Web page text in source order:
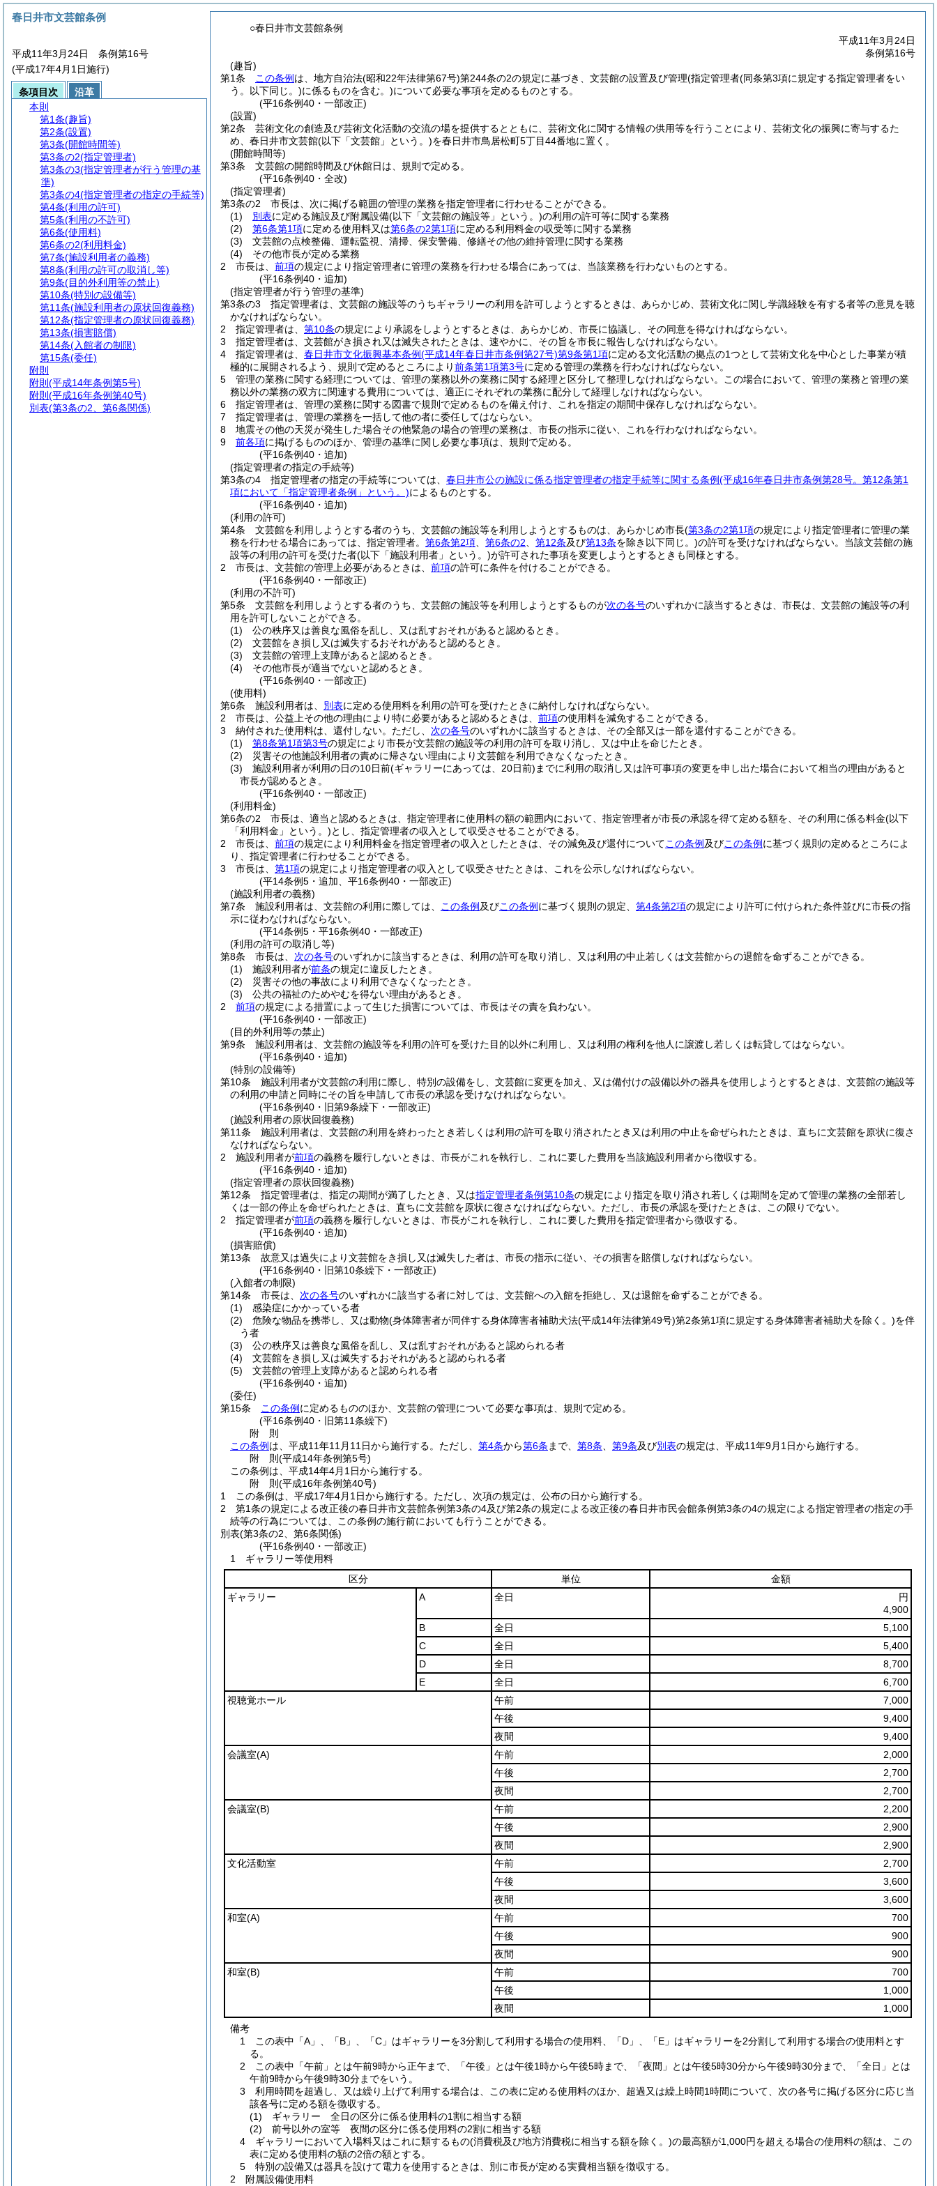
○春日井市文芸館条例
平成11年3月24日
条例第16号
(趣旨)
第1条
この条例 は、地方自治法(昭和22年法律第67号)第244条の2の規定に基づき、文芸館の設置及び管理(指定管理者(同条第3項に規定する指定管理者をい
う。以下同じ。)に係るものを含む。)について必要な事項を定めるものとする。
(平16条例40・一部改正)
(設置)
第2条
芸術文化の創造及び芸術文化活動の交流の場を提供するとともに、芸術文化に関する情報の供用等を行うことにより、芸術文化の振興に寄与するた
め、春日井市文芸館(以下「文芸館」という。)を春日井市鳥居松町5丁目44番地に置く。
(開館時間等)
第3条
文芸館の開館時間及び休館日は、規則で定める。
(平16条例40・全改)
(指定管理者)
第3条の2
市長は、次に掲げる範囲の管理の業務を指定管理者に行わせることができる。
(1)
別表に定める施設及び附属設備(以下「文芸館の施設等」という。)の利用の許可等に関する業務
(2)
第6条第1項に定める使用料又は第6条の2第1項に定める利用料金の収受等に関する業務
(3)
文芸館の点検整備、運転監視、清掃、保安警備、修繕その他の維持管理に関する業務
(4)
その他市長が定める業務
2
市長は、 前項の規定により指定管理者に管理の業務を行わせる場合にあっては、当該業務を行わないものとする。
(平16条例40・追加)
(指定管理者が行う管理の基準)
第3条の3
指定管理者は、文芸館の施設等のうちギャラリーの利用を許可しようとするときは、あらかじめ、芸術文化に関し学識経験を有する者等の意見を聴
かなければならない。
2
指定管理者は、 第10条の規定により承認をしようとするときは、あらかじめ、市長に協議し、その同意を得なければならない。
3
指定管理者は、文芸館がき損され又は滅失されたときは、速やかに、その旨を市長に報告しなければならない。
4
指定管理者は、 春日井市文化振興基本条例(平成14年春日井市条例第27号)第9条第1項に定める文化活動の拠点の1つとして芸術文化を中心とした事業が積
極的に展開されるよう、規則で定めるところにより前条第1項第3号に定める管理の業務を行わなければならない。
5
管理の業務に関する経理については、管理の業務以外の業務に関する経理と区分して整理しなければならない。
この場合において、管理の業務と管理の業
務以外の業務の双方に関連する費用については、適正にそれぞれの業務に配分して経理しなければならない。
6
指定管理者は、管理の業務に関する図書で規則で定めるものを備え付け、これを指定の期間中保存しなければならない。
7
指定管理者は、管理の業務を一括して他の者に委任してはならない。
8
地震その他の天災が発生した場合その他緊急の場合の管理の業務は、市長の指示に従い、これを行わなければならない。
9
前各項に掲げるもののほか、管理の基準に関し必要な事項は、規則で定める。
(平16条例40・追加)
(指定管理者の指定の手続等)
第3条の4
指定管理者の指定の手続等については、 春日井市公の施設に係る指定管理者の指定手続等に関する条例(平成16年春日井市条例第28号。第12条第1
項において「指定管理者条例」という。)によるものとする。
(平16条例40・追加)
(利用の許可)
第4条
文芸館を利用しようとする者のうち、文芸館の施設等を利用しようとするものは、あらかじめ市長(第3条の2第1項の規定により指定管理者に管理の業
務を行わせる場合にあっては、指定管理者。 第6条第2項 第6条の2 第12条及び第13条を除き以下同じ。)の許可を受けなければならない。 当該文芸館の施
設等の利用の許可を受けた者(以下「施設利用者」という。)が許可された事項を変更しようとするときも同様とする。
2
市長は、文芸館の管理上必要があるときは、 前項の許可に条件を付けることができる。
(平16条例40・一部改正)
(利用の不許可)
第5条
文芸館を利用しようとする者のうち、文芸館の施設等を利用しようとするものが次の各号のいずれかに該当するときは、市長は、文芸館の施設等の利
用を許可しないことができる。
(1)
公の秩序又は善良な風俗を乱し、又は乱すおそれがあると認めるとき。
(2)
文芸館をき損し又は滅失するおそれがあると認めるとき。
(3)
文芸館の管理上支障があると認めるとき。
(4)
その他市長が適当でないと認めるとき。
(平16条例40・一部改正)
(使用料)
第6条
施設利用者は、 別表に定める使用料を利用の許可を受けたときに納付しなければならない。
2
市長は、公益上その他の理由により特に必要があると認めるときは、 前項の使用料を減免することができる。
3
納付された使用料は、還付しない。 ただし、 次の各号のいずれかに該当するときは、その全部又は一部を還付することができる。
(1)
第8条第1項第3号の規定により市長が文芸館の施設等の利用の許可を取り消し、又は中止を命じたとき。
(2)
災害その他施設利用者の責めに帰さない理由により文芸館を利用できなくなったとき。
(3)
施設利用者が利用の日の10日前(ギャラリーにあっては、20日前) までに利用の取消し又は許可事項の変更を申し出た場合において相当の理由があると
市長が認めるとき。
(平16条例40・一部改正)
(利用料金)
第6条の2
市長は、適当と認めるときは、指定管理者に使用料の額の範囲内において、指定管理者が市長の承認を得て定める額を、その利用に係る料金(以下
「利用料金」という。)とし、指定管理者の収入として収受させることができる。
2
市長は、 前項の規定により利用料金を指定管理者の収入としたときは、その減免及び還付についてこの条例 及びこの条例 に基づく規則の定めるところによ
り、指定管理者に行わせることができる。
3
市長は、 第1項の規定により指定管理者の収入として収受させたときは、これを公示しなければならない。
(平14条例5・追加、平16条例40・一部改正)
(施設利用者の義務)
第7条
施設利用者は、文芸館の利用に際しては、 この条例 及びこの条例 に基づく規則の規定、 第4条第2項の規定により許可に付けられた条件並びに市長の指
示に従わなければならない。
(平14条例5・平16条例40・一部改正)
(利用の許可の取消し等)
第8条
市長は、 次の各号のいずれかに該当するときは、利用の許可を取り消し、又は利用の中止若しくは文芸館からの退館を命ずることができる。
(1)
施設利用者が前条の規定に違反したとき。
(2)
災害その他の事故により利用できなくなったとき。
(3)
公共の福祉のためやむを得ない理由があるとき。
2
前項の規定による措置によって生じた損害については、市長はその責を負わない。
(平16条例40・一部改正)
(目的外利用等の禁止)
第9条
施設利用者は、文芸館の施設等を利用の許可を受けた目的以外に利用し、又は利用の権利を他人に譲渡し若しくは転貸してはならない。
(平16条例40・追加)
(特別の設備等)
第10条
施設利用者が文芸館の利用に際し、特別の設備をし、文芸館に変更を加え、又は備付けの設備以外の器具を使用しようとするときは、文芸館の施設等
の利用の申請と同時にその旨を申請して市長の承認を受けなければならない。
(平16条例40・旧第9条繰下・一部改正)
(施設利用者の原状回復義務)
第11条
施設利用者は、文芸館の利用を終わったとき若しくは利用の許可を取り消されたとき又は利用の中止を命ぜられたときは、直ちに文芸館を原状に復さ
なければならない。
2
施設利用者が前項の義務を履行しないときは、市長がこれを執行し、これに要した費用を当該施設利用者から徴収する。
(平16条例40・追加)
(指定管理者の原状回復義務)
第12条
指定管理者は、指定の期間が満了したとき、又は指定管理者条例第10条の規定により指定を取り消され若しくは期間を定めて管理の業務の全部若し
くは一部の停止を命ぜられたときは、直ちに文芸館を原状に復さなければならない。 ただし、市長の承認を受けたときは、この限りでない。
2
指定管理者が前項の義務を履行しないときは、市長がこれを執行し、これに要した費用を指定管理者から徴収する。
(平16条例40・追加)
(損害賠償)
第13条
故意又は過失により文芸館をき損し又は滅失した者は、市長の指示に従い、その損害を賠償しなければならない。
(平16条例40・旧第10条繰下・一部改正)
(入館者の制限)
第14条
市長は、 次の各号のいずれかに該当する者に対しては、文芸館への入館を拒絶し、又は退館を命ずることができる。
(1)
感染症にかかっている者
(2)
危険な物品を携帯し、又は動物(身体障害者が同伴する身体障害者補助犬法(平成14年法律第49号)第2条第1項に規定する身体障害者補助犬を除く。)を伴
う者
(3)
公の秩序又は善良な風俗を乱し、又は乱すおそれがあると認められる者
(4)
文芸館をき損し又は滅失するおそれがあると認められる者
(5)
文芸館の管理上支障があると認められる者
(平16条例40・追加)
(委任)
第15条
この条例 に定めるもののほか、文芸館の管理について必要な事項は、規則で定める。
(平16条例40・旧第11条繰下)
附 則
この条例 は、平成11年11月11日から施行する。 ただし、 第4条から第6条 まで、 第8条 第9条及び別表の規定は、平成11年9月1日から施行する。
附 則(平成14年条例第5号)
この条例は、平成14年4月1日から施行する。
附 則(平成16年条例第40号)
1
この条例は、平成17年4月1日から施行する。 ただし、次項の規定は、公布の日から施行する。
2
第1条の規定による改正後の春日井市文芸館条例第3条の4及び第2条の規定による改正後の春日井市民会館条例第3条の4の規定による指定管理者の指定の手
続等の行為については、この条例の施行前においても行うことができる。
別表(第3条の2、第6条関係)
(平16条例40・一部改正)
1 ギャラリー等使用料
区分
単位
金額
ギャラリー
A 全日
円
4,900
B
全日
5,100
C
全日
5,400
D
全日
8,700
E
全日
6,700
視聴覚ホール
午前
7,000
午後
9,400
夜間
9,400
会議室(A) 午前
2,000
午後
2,700
夜間
2,700
会議室(B) 午前
2,200
午後
2,900
夜間
2,900
文化活動室
午前
2,700
午後
3,600
夜間
3,600
和室(A) 午前
700
午後
900
夜間
900
和室(B) 午前
700
午後
1,000
夜間
1,000
備考
1 この表中「A」、「B」、「C」はギャラリーを3分割して利用する場合の使用料、「D」、「E」はギャラリーを2分割して利用する場合の使用料とす
る。
2 この表中「午前」とは午前9時から正午まで、「午後」とは午後1時から午後5時まで、「夜間」とは午後5時30分から午後9時30分まで、「全日」とは
午前9時から午後9時30分までをいう。
3 利用時間を超過し、又は繰り上げて利用する場合は、この表に定める使用料のほか、超過又は繰上時間1時間について、次の各号に掲げる区分に応じ当
該各号に定める額を徴収する。
(1) ギャラリー 全日の区分に係る使用料の1割に相当する額
(2) 前号以外の室等 夜間の区分に係る使用料の2割に相当する額
4 ギャラリーにおいて入場料又はこれに類するもの(消費税及び地方消費税に相当する額を除く。)の最高額が1,000円を超える場合の使用料の額は、この
表に定める使用料の額の2倍の額とする。
5 特別の設備又は器具を設けて電力を使用するときは、別に市長が定める実費相当額を徴収する。
2 附属設備使用料
春日井市文芸館条例
平成11年3月24日 条例第16号
(平成17年4月1日施行)
条項目次
沿革
本則
第1条(趣旨)
第2条(設置)
第3条(開館時間等)
第3条の2(指定管理者)
第3条の3(指定管理者が行う管理の基
準)
第3条の4(指定管理者の指定の手続等)
第4条(利用の許可)
第5条(利用の不許可)
第6条(使用料)
第6条の2(利用料金)
第7条(施設利用者の義務)
第8条(利用の許可の取消し等)
第9条(目的外利用等の禁止)
第10条(特別の設備等)
第11条(施設利用者の原状回復義務)
第12条(指定管理者の原状回復義務)
第13条(損害賠償)
第14条(入館者の制限)
第15条(委任)
附則
附則 (平成14年条例第5号)
附則 (平成16年条例第40号)
別表(第3条の2、第6条関係)